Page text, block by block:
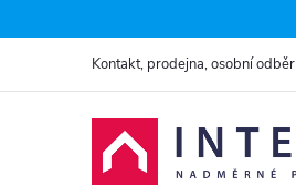
na
Kontakt, prodejna, osobní odběr